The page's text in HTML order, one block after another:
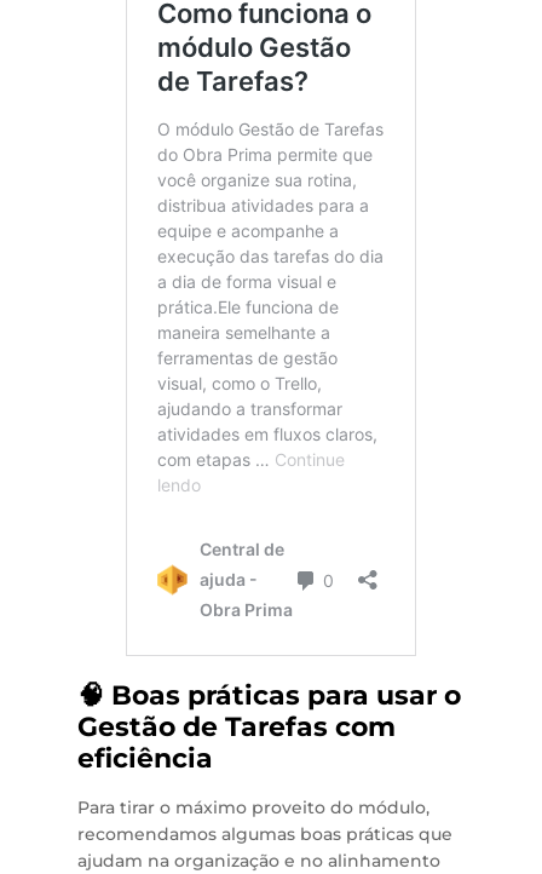
🧠 Boas práticas para usar o
Gestão de Tarefas com
eficiência
Para tirar o máximo proveito do módulo,
recomendamos algumas boas práticas que
ajudam na organização e no alinhamento